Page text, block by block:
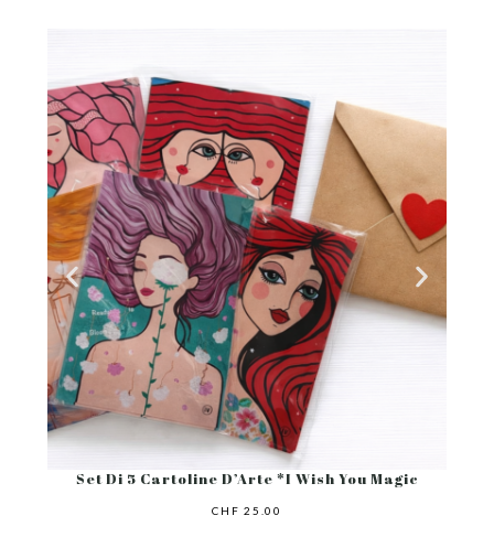
Set Di 5 Cartoline D’Arte *I Wish You Magic
CHF 25.00